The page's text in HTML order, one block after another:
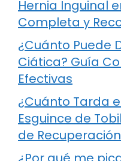
Hernia Inguinal
Completa y
¿Cuánto Puede
Ciática? Guía
Efectivas
¿Cuánto Tarda
Esguince de
de Recuperación